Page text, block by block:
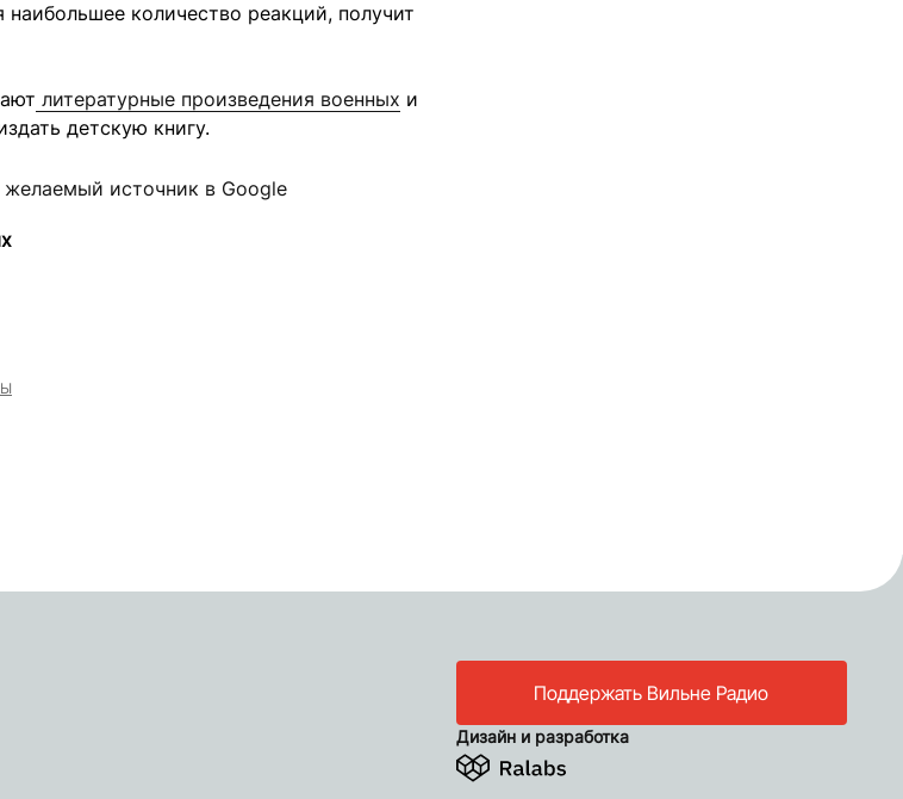
количество реакций, получит
литературные произведения военных и
детскую книгу.
источник в Google
Поддержать Вильне Радио
Дизайн и разработка